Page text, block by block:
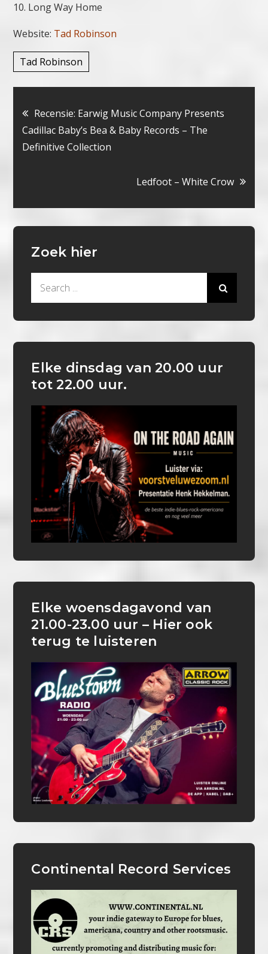
10. Long Way Home
Website: Tad Robinson
Tad Robinson
Bericht
navigatie
Recensie: Earwig Music Company Presents
Cadillac Baby’s Bea & Baby Records – The
Definitive Collection
Ledfoot – White Crow
Zoek hier
Elke dinsdag van 20.00 uur
tot 22.00 uur.
Elke woensdagavond van
21.00-23.00 uur – Hier ook
terug te luisteren
Continental Record Services